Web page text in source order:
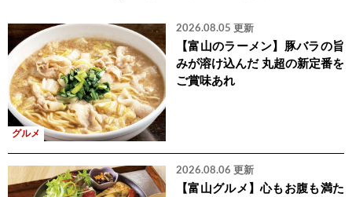
グルメ
2026.08.05 更新
【富山のラーメン】豚バラの旨
みが溶け込んだ 丸超の新定番を
ご賞味あれ
2026.08.06 更新
【富山グルメ】心もお腹も満た